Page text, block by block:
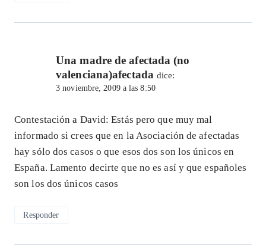
Una madre de afectada (no
valenciana)afectada dice:
3 noviembre, 2009 a las 8:50
Contestación a David: Estás pero que muy mal
informado si crees que en la Asociación de afectadas
hay sólo dos casos o que esos dos son los únicos en
España. Lamento decirte que no es así y que españoles
son los dos únicos casos
Responder